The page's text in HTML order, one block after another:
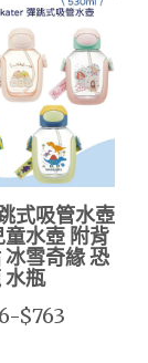
式吸管水壺
童水壺 附背
冰雪奇緣 恐
水瓶
$763